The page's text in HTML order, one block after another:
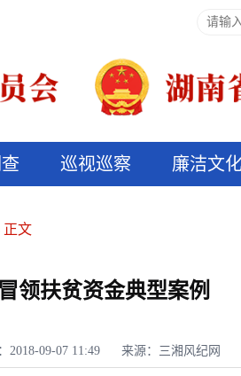
巡视巡察 廉洁文
正文
领扶贫资金典型案例
2018-09-07 11:49 来源：三湘风纪网